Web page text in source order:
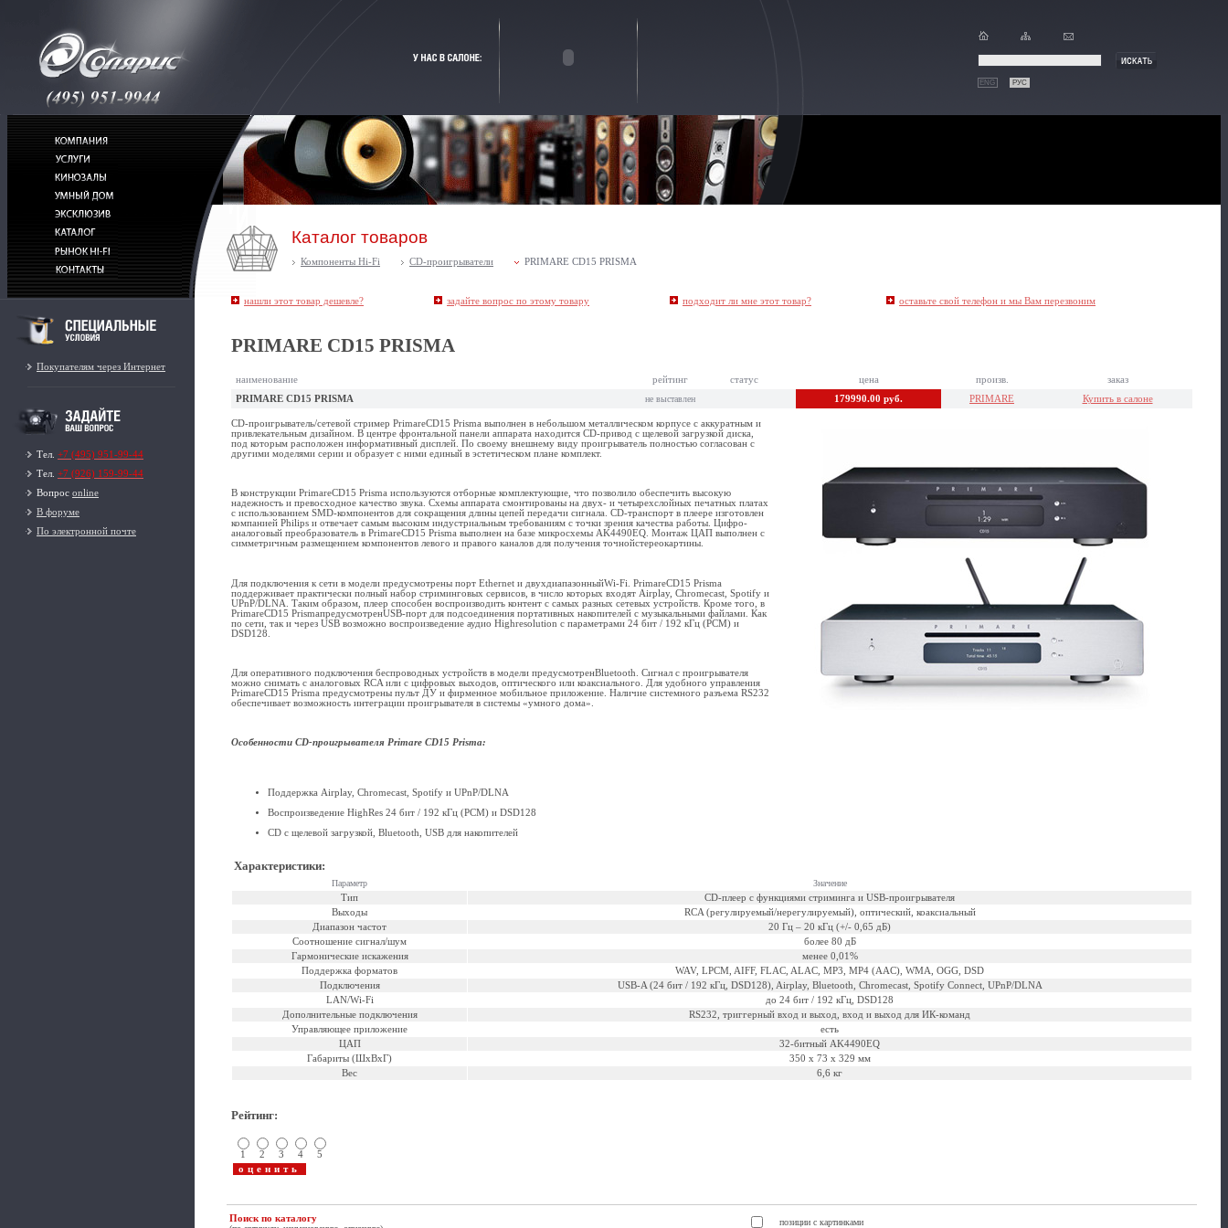
ENG РУС
Покупателям через Интернет
Тел. +7 (495) 951-99-44
Тел. +7 (926) 159-99-44
Вопрос online
В форуме
По электронной почте
Каталог товаров
Компоненты Hi-Fi CD-проигрыватели PRIMARE CD15 PRISMA
нашли этот товар дешевле? задайте вопрос по этому товару подходит ли мне этот товар? оставьте свой телефон и мы Вам перезвоним
PRIMARE CD15 PRISMA
наименование рейтинг статус цена произв.
заказ
PRIMARE CD15 PRISMA
не выставлен 179990.00 руб. PRIMARE Купить в салоне
CD-проигрыватель/сетевой стример PrimareCD15 Prisma выполнен в небольшом металлическом корпусе с аккуратным и
привлекательным дизайном. В центре фронтальной панели аппарата находится CD-привод с щелевой загрузкой диска,
под которым расположен информативный дисплей. По своему внешнему виду проигрыватель полностью согласован с
другими моделями серии и образует с ними единый в эстетическом плане комплект.
В конструкции PrimareCD15 Prisma используются отборные комплектующие, что позволило обеспечить высокую
надежность и превосходное качество звука. Схемы аппарата смонтированы на двух- и четырехслойных печатных платах
с использованием SMD-компонентов для сокращения длины цепей передачи сигнала. CD-транспорт в плеере изготовлен
компанией Philips и отвечает самым высоким индустриальным требованиям с точки зрения качества работы. Цифро-
аналоговый преобразователь в PrimareCD15 Prisma выполнен на базе микросхемы AK4490EQ. Монтаж ЦАП выполнен с
симметричным размещением компонентов левого и правого каналов для получения точнойстереокартины.
Для подключения к сети в модели предусмотрены порт Ethernet и двухдиапазонныйWi-Fi. PrimareCD15 Prisma
поддерживает практически полный набор стриминговых сервисов, в число которых входят Airplay, Chromecast, Spotify и
UPnP/DLNA. Таким образом, плеер способен воспроизводить контент с самых разных сетевых устройств. Кроме того, в
PrimareCD15 PrismaпредусмотренUSB-порт для подсоединения портативных накопителей с музыкальными файлами. Как
по сети, так и через USB возможно воспроизведение аудио Highresolution с параметрами 24 бит / 192 кГц (PCM) и
DSD128.
Для оперативного подключения беспроводных устройств в модели предусмотренBluetooth. Сигнал с проигрывателя
можно снимать с аналоговых RCA или с цифровых выходов, оптического или коаксиального. Для удобного управления
PrimareCD15 Prisma предусмотрены пульт ДУ и фирменное мобильное приложение. Наличие системного разъема RS232
обеспечивает возможность интеграции проигрывателя в системы «умного дома».
Особенности CD-проигрывателя Primare CD15 Prisma:
Поддержка Airplay, Chromecast, Spotify и UPnP/DLNA
Воспроизведение HighRes 24 бит / 192 кГц (PCM) и DSD128
CD с щелевой загрузкой, Bluetooth, USB для накопителей
Характеристики:
Параметр
Значение
Тип
CD-плеер с функциями стриминга и USB-проигрывателя
Выходы
RCA (регулируемый/нерегулируемый), оптический, коаксиальный
Диапазон частот
20 Гц – 20 кГц (+/- 0,65 дБ)
Соотношение сигнал/шум
более 80 дБ
Гармонические искажения
менее 0,01%
Поддержка форматов
WAV, LPCM, AIFF, FLAC, ALAC, MP3, MP4 (AAC), WMA, OGG, DSD
Подключения
USB-A (24 бит / 192 кГц, DSD128), Airplay, Bluetooth, Chromecast, Spotify Connect, UPnP/DLNA
LAN/Wi-Fi
до 24 бит / 192 кГц, DSD128
Дополнительные подключения
RS232, триггерный вход и выход, вход и выход для ИК-команд
Управляющее приложение
есть
ЦАП
32-битный AK4490EQ
Габариты (ШхВхГ)
350 x 73 x 329 мм
Вес
6,6 кг
Рейтинг:
1 2 3 4 5
Поиск по каталогу
позиции с картинками